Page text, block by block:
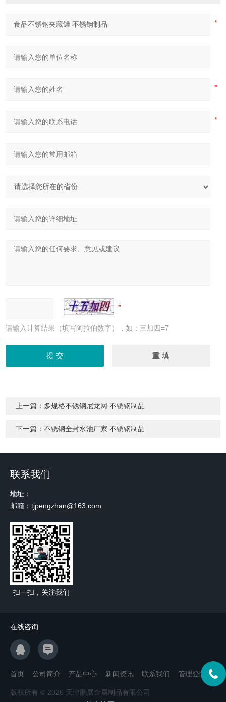
请输入计算结果（填写阿拉伯数字），如：三加四=7
上一篇： 多规格不锈钢尼龙网 不锈钢制品
下一篇：不锈钢全封水池厂家 不锈钢制品
联系我们
地址：
邮箱：tjpengzhan@163.com
扫一扫，关注我们
在线咨询
首页 公司简介 产品中心 新闻资讯 联系我们 管理登陆
版权所有 © 2026 天津鹏展金属制品有限公司